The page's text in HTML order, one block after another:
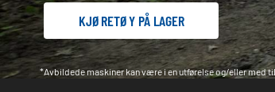
KJØRETØY PÅ LAGER
*Avbildede maskiner kan være i en utførelse og/eller med